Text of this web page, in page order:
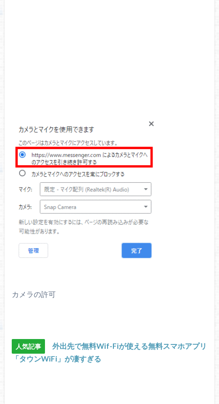
カメラの許可
人気記事
外出先で無料Wif-Fiが使える無料スマホアプリ
「タウンWiFi」が凄すぎる